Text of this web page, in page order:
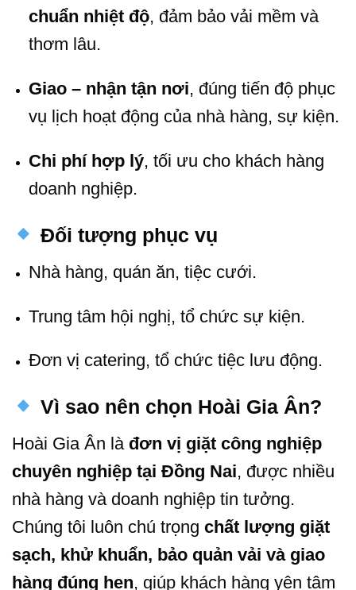
chuẩn nhiệt độ, đảm bảo vải mềm và
thơm lâu.
Giao – nhận tận nơi, đúng tiến độ phục
vụ lịch hoạt động của nhà hàng, sự kiện.
Chi phí hợp lý, tối ưu cho khách hàng
doanh nghiệp.
Đối tượng phục vụ
Nhà hàng, quán ăn, tiệc cưới.
Trung tâm hội nghị, tổ chức sự kiện.
Đơn vị catering, tổ chức tiệc lưu động.
Vì sao nên chọn Hoài Gia Ân?
Hoài Gia Ân là đơn vị giặt công nghiệp
chuyên nghiệp tại Đồng Nai, được nhiều
nhà hàng và doanh nghiệp tin tưởng.
Chúng tôi luôn chú trọng chất lượng giặt
sạch, khử khuẩn, bảo quản vải và giao
hàng đúng hẹn, giúp khách hàng yên tâm